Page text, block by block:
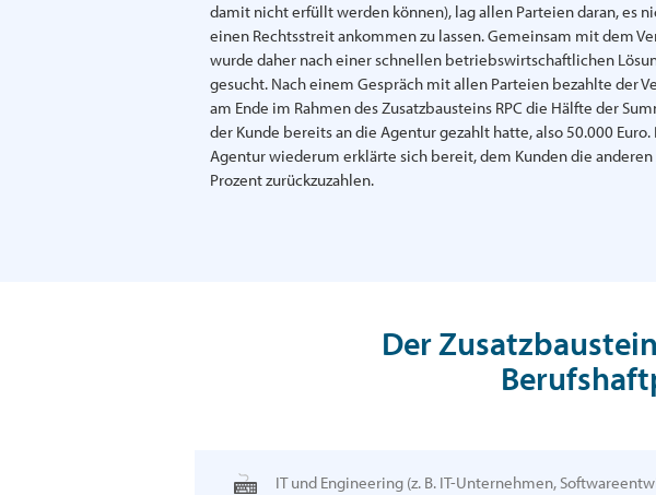
damit nicht erfüllt werden können), lag allen Parteien daran, es
einen Rechtsstreit ankommen zu lassen. Gemeinsam mit dem
wurde daher nach einer schnellen betriebswirtschaftlichen
gesucht. Nach einem Gespräch mit allen Parteien bezahlte der
am Ende im Rahmen des Zusatzbausteins RPC die Hälfte der
der Kunde bereits an die Agentur gezahlt hatte, also 50.000 Euro.
Agentur wiederum erklärte sich bereit, dem Kunden die anderen
Prozent zurückzuzahlen.
Der
IT und Engineering (z. B. IT-Unternehmen,